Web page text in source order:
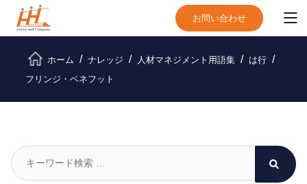
お問い合わせ
ホーム ナレッジ 人材マネジメント用語集
は行
フリンジ・ベネフット